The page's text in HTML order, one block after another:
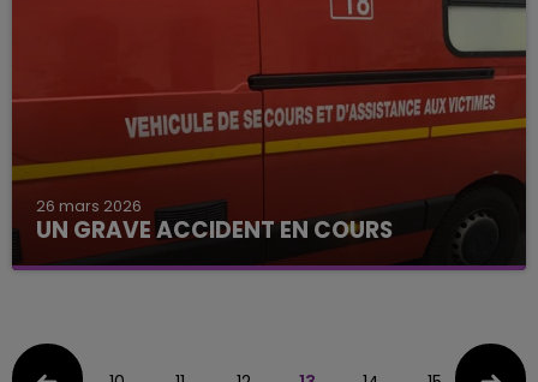
26 mars 2026
UN GRAVE ACCIDENT EN COURS